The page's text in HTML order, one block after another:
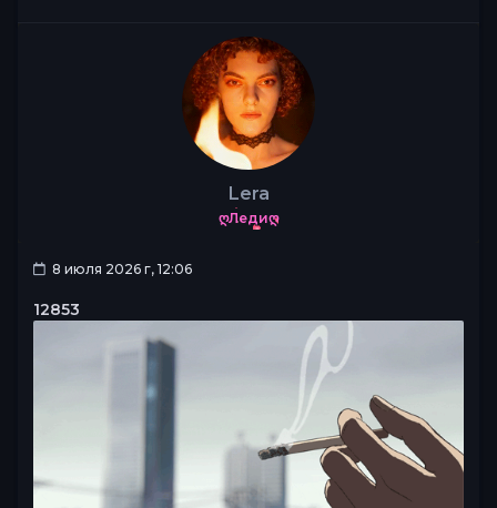
Lera
ღЛедиღ
8 июля 2026 г, 12:06
12853